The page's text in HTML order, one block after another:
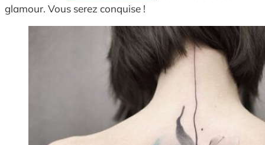
glamour. Vous serez conquise !